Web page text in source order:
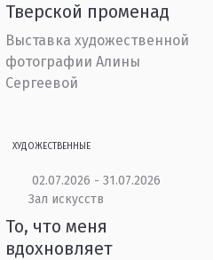
Тверской променад
Выставка художественной
фотографии Алины
Сергеевой
ХУДОЖЕСТВЕННЫЕ
02.07.2026 - 31.07.2026
Зал искусств
То, что меня
вдохновляет